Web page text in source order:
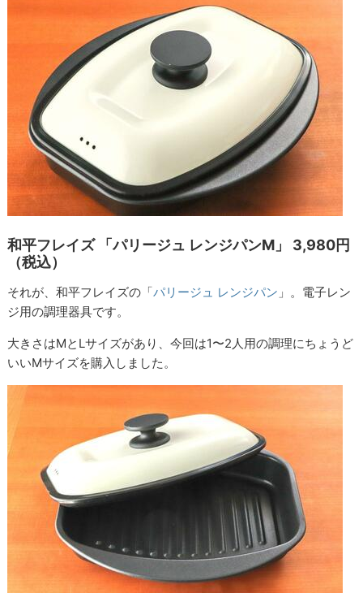
和平フレイズ 「パリージュ レンジパンM」 3,980円
（税込）
それが、和平フレイズの「パリージュ レンジパン 」。電子レン
ジ用の調理器具です。
大きさはMとLサイズがあり、今回は1〜2人用の調理にちょうど
いいMサイズを購入しました。